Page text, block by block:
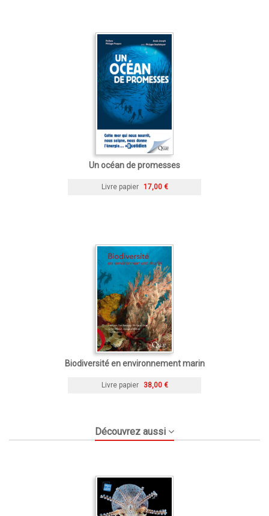
Un océan de promesses
Livre papier 17,00 €
Biodiversité en environnement marin
Livre papier 38,00 €
Découvrez aussi